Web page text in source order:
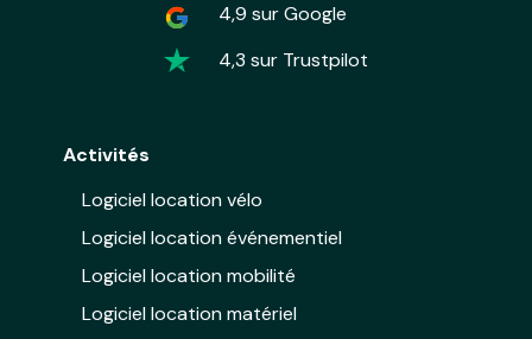
4,9 sur Google
4,3 sur Trustpilot
Activités
Logiciel location vélo
Logiciel location événementiel
Logiciel location mobilité
Logiciel location matériel